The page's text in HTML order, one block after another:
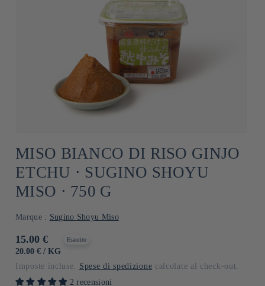
MISO BIANCO DI RISO GINJO
ETCHU ⋅ SUGINO SHOYU
MISO ⋅ 750 G
Marque : Sugino Shoyu Miso
Prezzo
di
15.00 €
PREZZO
20.00 € / PER
KG
Esaurito
Imposte incluse. Spese di spedizione calcolate al check-out.
2 recensioni